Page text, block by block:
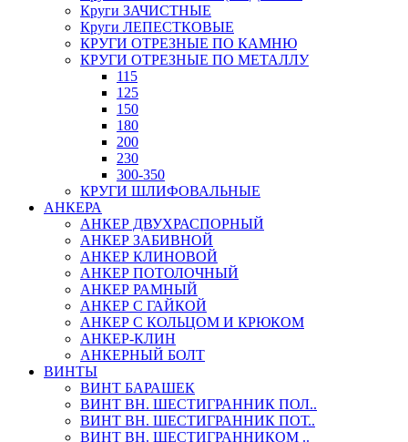
Круги ЗАЧИСТНЫЕ
Круги ЛЕПЕСТКОВЫЕ
КРУГИ ОТРЕЗНЫЕ ПО КАМНЮ
КРУГИ ОТРЕЗНЫЕ ПО МЕТАЛЛУ
115
125
150
180
200
230
300-350
КРУГИ ШЛИФОВАЛЬНЫЕ
АНКЕРА
АНКЕР ДВУХРАСПОРНЫЙ
АНКЕР ЗАБИВНОЙ
АНКЕР КЛИНОВОЙ
АНКЕР ПОТОЛОЧНЫЙ
АНКЕР РАМНЫЙ
АНКЕР С ГАЙКОЙ
АНКЕР С КОЛЬЦОМ И КРЮКОМ
АНКЕР-КЛИН
АНКЕРНЫЙ БОЛТ
ВИНТЫ
ВИНТ БАРАШЕК
ВИНТ ВН. ШЕСТИГРАННИК ПОЛ..
ВИНТ ВН. ШЕСТИГРАННИК ПОТ..
ВИНТ ВН. ШЕСТИГРАННИКОМ ..